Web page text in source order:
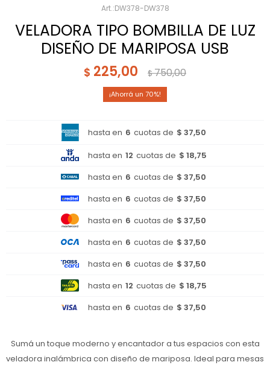
DW378-DW378
VELADORA TIPO BOMBILLA DE LUZ
DISEÑO DE MARIPOSA USB
$ 225,00 $750,00
70
hasta en 6 cuotas de $ 37,50
hasta en 12 cuotas de $ 18,75
hasta en 6 cuotas de $ 37,50
hasta en 6 cuotas de $ 37,50
hasta en 6 cuotas de $ 37,50
hasta en 6 cuotas de $ 37,50
hasta en 6 cuotas de $ 37,50
hasta en 12 cuotas de $ 18,75
hasta en 6 cuotas de $ 37,50
Sumá un toque moderno y encantador a tus espacios con esta
veladora inalámbrica con diseño de mariposa. Ideal para mesas